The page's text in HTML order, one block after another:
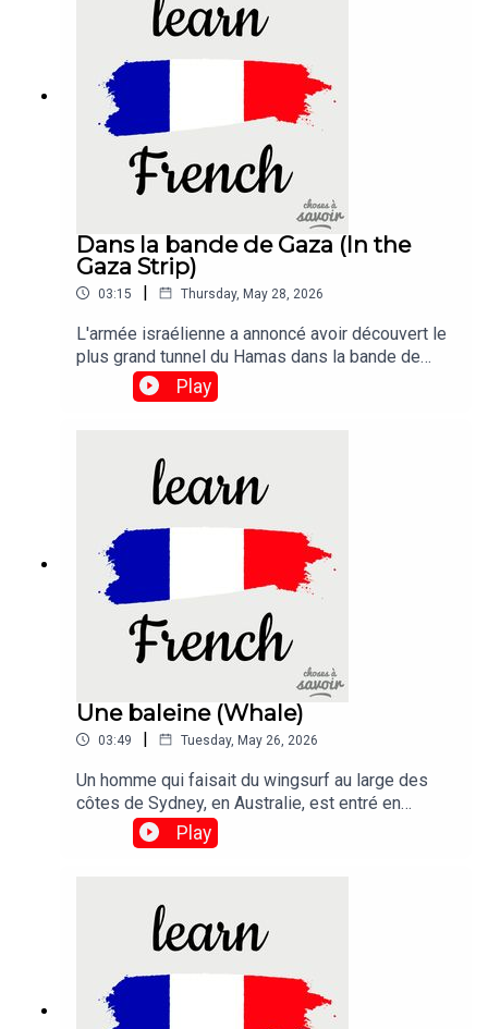
Dans la bande de Gaza (In the
Gaza Strip)
03:15 | Thursday, May 28, 2026
L'armée israélienne a annoncé avoir découvert le
plus grand tunnel du Hamas dans la bande de
Gaza à ce jour, à seulement quelques centaines
de mètres du point de passage
Gaza Strip so far, just a few hundred metres from
tthe border crossing.
Play
Une baleine (Whale)
03:49 | Tuesday, May 26, 2026
Un homme qui faisait du wingsurf au large des
côtes de Sydney, en Australie, est entré en
collision avec un baleineau qui sautait hors de
l'eau.Traduction :A man was taking part in the
Play